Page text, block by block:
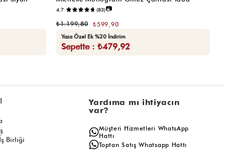
4.7 (83)📷
₺599,90
₺1.199,80
Yaza Özel Ek %20 İndirim
Sepette : ₺479,92
Birliği
Yardıma mı ihtiyacın
var?
Müşteri Hizmetleri WhatsApp
Hattı
Toptan Satış Whatsapp Hattı